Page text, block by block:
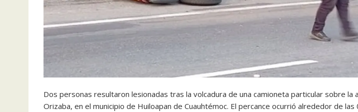
Dos personas resultaron lesionadas tras la volcadura de una camioneta particular sobre la
Orizaba, en el municipio de Huiloapan de Cuauhtémoc. El percance ocurrió alrededor de las